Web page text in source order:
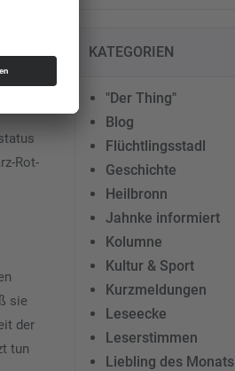
Rot-
sie
der
tun
KATEGORIEN
"Der Thing"
Blog
Flüchtlingsstadl
Geschichte
Heilbronn
Jahnke informiert
Kolumne
Kultur & Sport
Kurzmeldungen
Leseecke
Leserstimmen
Liebling des Monats